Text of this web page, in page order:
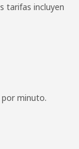
tarifas incluyen
por minuto.